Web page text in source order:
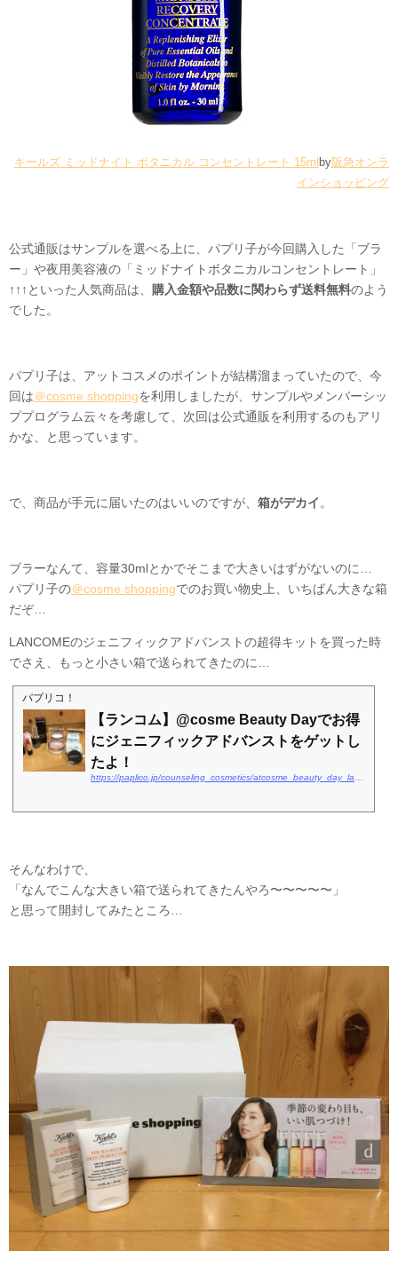
キールズ ミッドナイト ボタニカル コンセントレート 15ml by阪急オンラ
インショッピング
公式通販はサンプルを選べる上に、パプリ子が今回購入した「ブラ
ー」や夜用美容液の「ミッドナイトボタニカルコンセントレート」
↑↑↑といった人気商品は、
購入金額や品数に関わらず送料無料のよう
でした。
パプリ子は、アットコスメのポイントが結構溜まっていたので、今
回は＠cosme shoppingを利用しましたが、サンプルやメンバーシッ
ププログラム云々を考慮して、次回は公式通販を利用するのもアリ
かな、と思っています。
で、商品が手元に届いたのはいいのですが、 箱がデカイ 。
ブラーなんて、容量30mlとかでそこまで大きいはずがないのに…
パプリ子の＠cosme shoppingでのお買い物史上、いちばん大きな箱
だぞ…
LANCOMEのジェニフィックアドバンストの超得キットを買った時
でさえ、もっと小さい箱で送られてきたのに…
パプリコ！
【ランコム】@cosme Beauty Dayでお得
にジェニフィックアドバンストをゲットし
たよ！
そんなわけで、
「なんでこんな大きい箱で送られてきたんやろ〜〜〜〜〜」
と思って開封してみたところ…